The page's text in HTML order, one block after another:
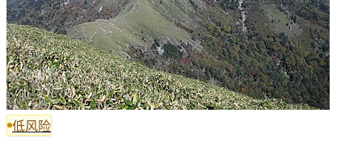
低风险